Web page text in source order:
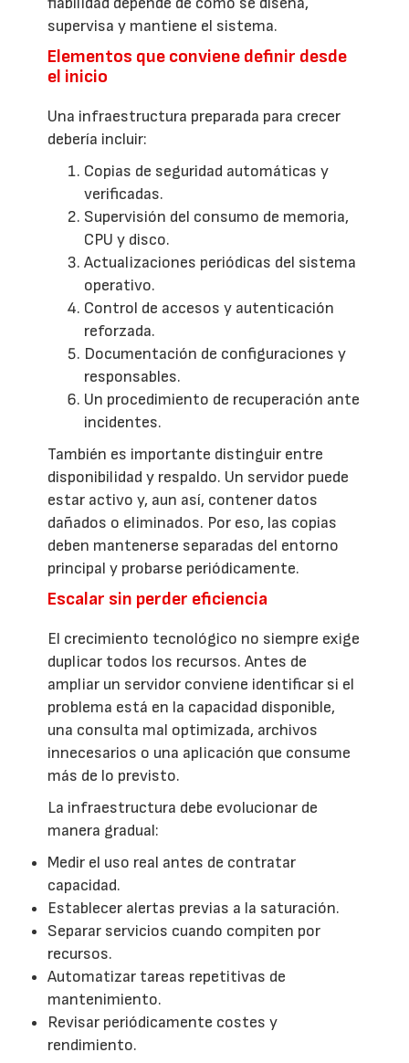
supervisa y mantiene el sistema.
Elementos que conviene definir desde
el inicio
Una infraestructura preparada para crecer
debería incluir:
Copias de seguridad automáticas y
verificadas.
Supervisión del consumo de memoria,
CPU y disco.
Actualizaciones periódicas del sistema
operativo.
Control de accesos y autenticación
reforzada.
Documentación de configuraciones y
responsables.
Un procedimiento de recuperación ante
incidentes.
También es importante distinguir entre
disponibilidad y respaldo. Un servidor puede
estar activo y, aun así, contener datos
dañados o eliminados. Por eso, las copias
deben mantenerse separadas del entorno
principal y probarse periódicamente.
Escalar sin perder eficiencia
El crecimiento tecnológico no siempre exige
duplicar todos los recursos. Antes de
ampliar un servidor conviene identificar si el
problema está en la capacidad disponible,
una consulta mal optimizada, archivos
innecesarios o una aplicación que consume
más de lo previsto.
La infraestructura debe evolucionar de
manera gradual:
Medir el uso real antes de contratar
capacidad.
Establecer alertas previas a la saturación.
Separar servicios cuando compiten por
recursos.
Automatizar tareas repetitivas de
mantenimiento.
Revisar periódicamente costes y
rendimiento.